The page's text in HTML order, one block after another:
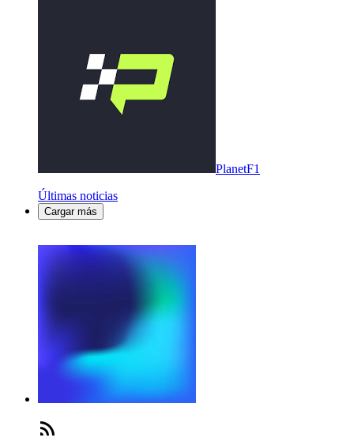
PlanetF1
Últimas noticias
Cargar más